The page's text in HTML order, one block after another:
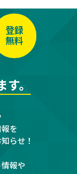
。
登録
無料
を
らせ！
報や